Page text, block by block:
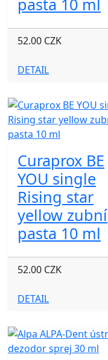
pasta 10 ml
52.00 CZK
DETAIL
Curaprox BE
YOU single
Rising star
yellow zubní
pasta 10 ml
52.00 CZK
DETAIL